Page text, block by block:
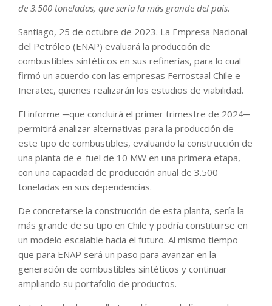
de 3.500 toneladas, que sería la más grande del país.
Santiago, 25 de octubre de 2023. La Empresa Nacional
del Petróleo (ENAP) evaluará la producción de
combustibles sintéticos en sus refinerías, para lo cual
firmó un acuerdo con las empresas Ferrostaal Chile e
Ineratec, quienes realizarán los estudios de viabilidad.
El informe ─que concluirá el primer trimestre de 2024─
permitirá analizar alternativas para la producción de
este tipo de combustibles, evaluando la construcción de
una planta de e-fuel de 10 MW en una primera etapa,
con una capacidad de producción anual de 3.500
toneladas en sus dependencias.
De concretarse la construcción de esta planta, sería la
más grande de su tipo en Chile y podría constituirse en
un modelo escalable hacia el futuro. Al mismo tiempo
que para ENAP será un paso para avanzar en la
generación de combustibles sintéticos y continuar
ampliando su portafolio de productos.